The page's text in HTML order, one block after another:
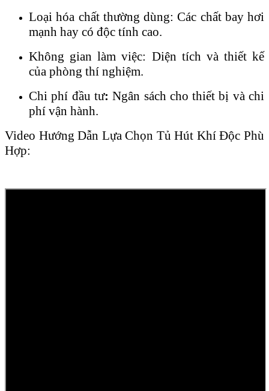
Loại hóa chất thường dùng: Các chất bay hơi
mạnh hay có độc tính cao.
Không gian làm việc: Diện tích và thiết kế
của phòng thí nghiệm.
Chi phí đầu tư: Ngân sách cho thiết bị và chi
phí vận hành.
Video Hướng Dẫn Lựa Chọn Tủ Hút Khí Độc Phù
Hợp: